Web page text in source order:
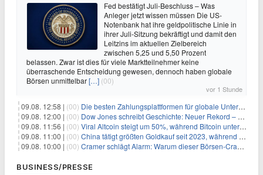
Fed bestätigt Juli-Beschluss – Was
Anleger jetzt wissen müssen Die US-
Notenbank hat ihre geldpolitische Linie in
ihrer Juli-Sitzung bekräftigt und damit den
Leitzins im aktuellen Zielbereich
zwischen 5,25 und 5,50 Prozent
belassen. Zwar ist dies für viele Marktteilnehmer keine
überraschende Entscheidung gewesen, dennoch haben globale
Börsen unmittelbar[…] (00)
vor 1 Stunde
09.08. 12:58 | (00) Die besten Zahlungsplattformen für globale Unternehmen im Jahr 2026
09.08. 12:00 | (00) Dow Jones schreibt Geschichte: Neuer Rekord – und Amazon knackt die nächste Billionen-Marke
09.08. 11:56 | (00) Viral Altcoin steigt um 50%, während Bitcoin unter $65.000 fällt
09.08. 11:00 | (00) China tätigt größten Goldkauf seit 2023, während Goldpreis um 8% steigt
09.08. 10:00 | (00) Cramer schlägt Alarm: Warum dieser Börsen-Crash die beste Einstiegschance seit Monaten ist
BUSINESS/PRESSE